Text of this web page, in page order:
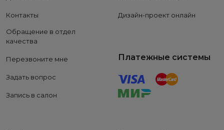
Контакты
Обращение в отдел
качества
Перезвоните мне
Задать вопрос
Запись в салон
Дизайн-проект онлайн
Платежные системы